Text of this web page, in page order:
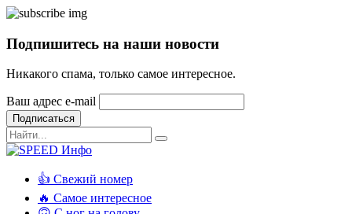
Подпишитесь на наши новости
Никакого спама, только самое интересное.
Ваш адрес e-mail
Подписаться
👍 Свежий номер
🔥 Самое интересное